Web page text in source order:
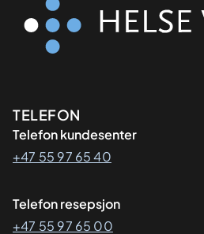
TELEFON
Telefon kundesenter
+47 55 97 65 40
Telefon resepsjon
+47 55 97 65 00